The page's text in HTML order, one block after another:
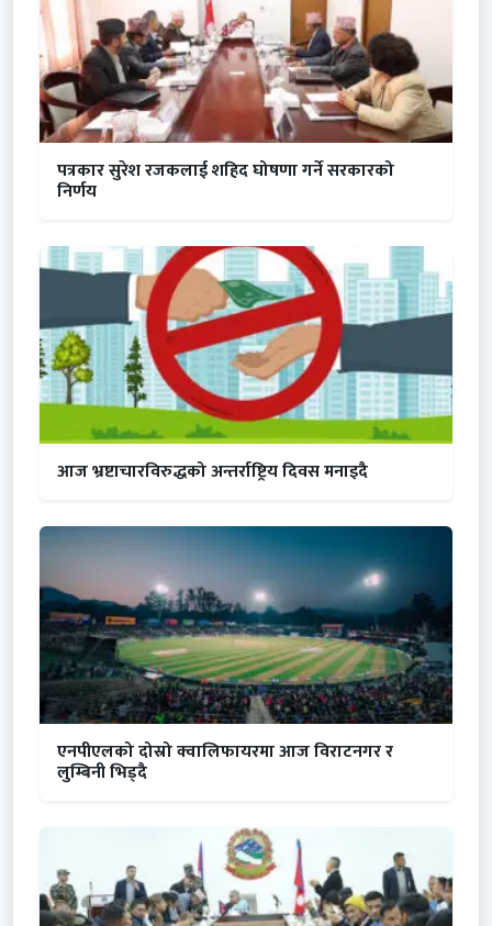
पत्रकार सुरेश रजकलाई शहिद घोषणा गर्ने सरकारको
निर्णय
आज भ्रष्टाचारविरुद्धको अन्तर्राष्ट्रिय दिवस मनाइदै
एनपीएलको दोस्रो क्वालिफायरमा आज विराटनगर र
लुम्बिनी भिड्दै